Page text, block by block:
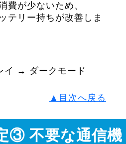
費が少ないため、
テリー持ちが改善しま
イ → ダークモード
▲目次へ戻る
③ 不要な通信機